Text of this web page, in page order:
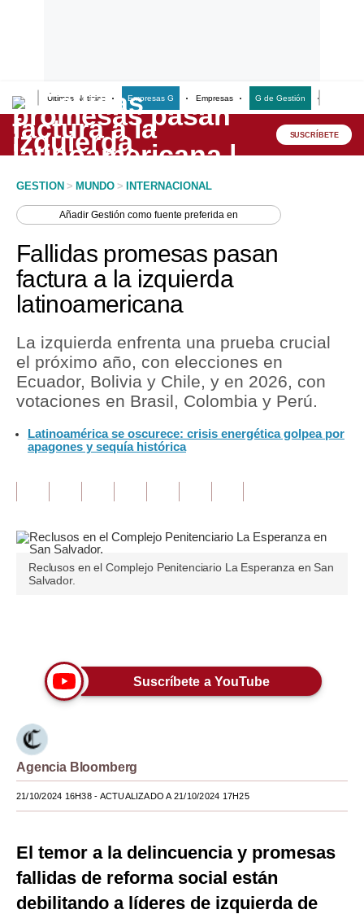
Últimas Noticias Empresas G Empresas G de Gestión
Lo último
Peru Quiosco
Economía
Mercados
Política
Tu Dinero
Finanzas Personales
Editorial
Lujo
Moda
Estilos
EEUU
México
SUSCRÍBETE
GESTION > MUNDO > INTERNACIONAL
AñadirGestión como fuente preferida en
Fallidas promesas pasan
factura a la izquierda
latinoamericana
La izquierda enfrenta una prueba crucial
el próximo año, con elecciones en
Ecuador, Bolivia y Chile, y en 2026, con
votaciones en Brasil, Colombia y Perú.
Latinoamérica se oscurece: crisis energética golpea por
apagones y sequía histórica
Reclusos en el Complejo Penitenciario La Esperanza en San
Salvador.
Suscríbete a YouTube
Agencia Bloomberg
21/10/2024 16H38- ACTUALIZADO A 21/10/2024 17H25
El temor a la delincuencia y promesas
fallidas de reforma social están
debilitando a líderes de izquierda de